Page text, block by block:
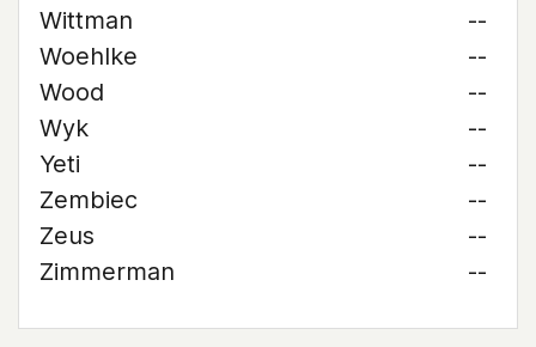
Wittman
--
Woehlke
--
Wood
--
Wyk
--
Yeti
--
Zembiec
--
Zeus
--
Zimmerman
--